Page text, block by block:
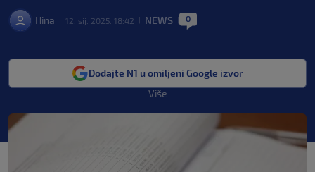
Hina 12. sij. 2025. 18:42 NEWS 0
Dodajte N1 u omiljeni Google izvor
Više